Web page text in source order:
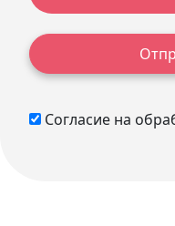
Согласие на